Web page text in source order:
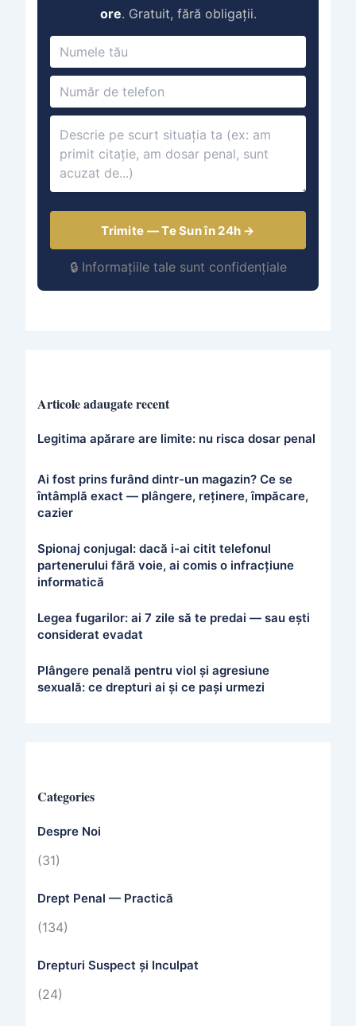
ore. Gratuit, fără obligații.
Trimite — Te Sun în 24h →
🔒 Informațiile tale sunt confidențiale
Articole adaugate recent
Legitima apărare are limite: nu risca dosar penal
Ai fost prins furând dintr-un magazin? Ce se
întâmplă exact — plângere, reținere, împăcare,
cazier
Spionaj conjugal: dacă i-ai citit telefonul
partenerului fără voie, ai comis o infracțiune
informatică
Legea fugarilor: ai 7 zile să te predai — sau ești
considerat evadat
Plângere penală pentru viol și agresiune
sexuală: ce drepturi ai și ce pași urmezi
Categories
Despre Noi
(31)
Drept Penal — Practică
(134)
Drepturi Suspect și Inculpat
(24)